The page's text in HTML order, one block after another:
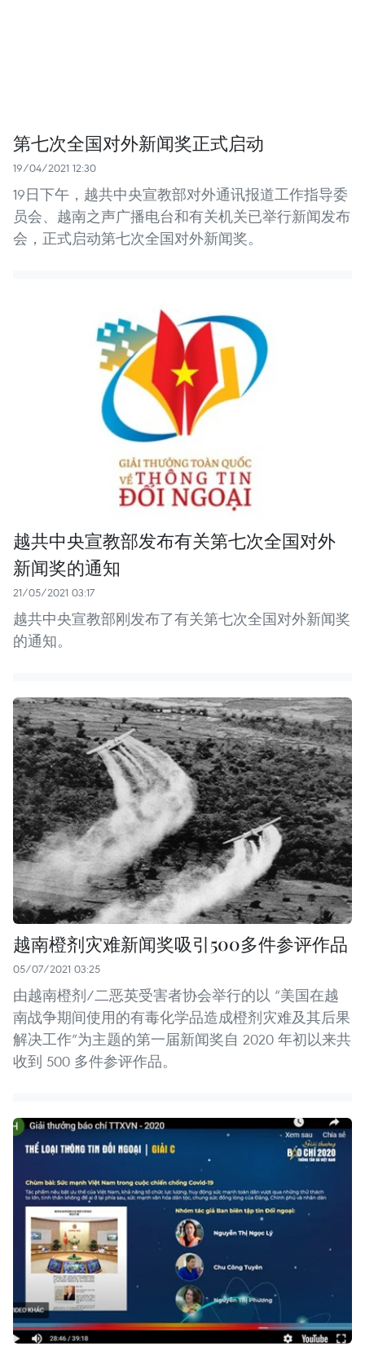
第七次全国对外新闻奖正式启动
19/04/2021 12:30
19日下午，越共中央宣教部对外通讯报道工作指导委
员会、越南之声广播电台和有关机关已举行新闻发布
会，正式启动第七次全国对外新闻奖。
越共中央宣教部发布有关第七次全国对外
新闻奖的通知
21/05/2021 03:17
越共中央宣教部刚发布了有关第七次全国对外新闻奖
的通知。
越南橙剂灾难新闻奖吸引500多件参评作品
05/07/2021 03:25
由越南橙剂/二恶英受害者协会举行的以 “美国在越
南战争期间使用的有毒化学品造成橙剂灾难及其后果
解决工作”为主题的第一届新闻奖自 2020 年初以来共
收到 500 多件参评作品。